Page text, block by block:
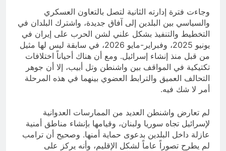
وجاءت فترة إدارته الثانية لتصل بالتعاون العسكري
والسياسي بين البلدين إلى آفاق جديدة، واشترك البلدان في
التخطيط والتنفيذ بشكل علني لشن الحرب على إيران في
يونيو 2025، وفبراير-مايو 2026، في سابقة ليس لها مثيل
من قبل منذ إنشاء إسرائيل. ومع أن هناك أحياناً اختلافات
تكتيكية في المواقف بين واشنطن وتل أبيب، إلا أن جوهر
التحالف العميق والترابط العضوي بينهما في هذه المرحلة
أمر لا شك فيه.
لم تعارض واشنطن العديد من الممارسات العدوانية
لإسرائيل تجاه سوريا ولبنان، وقيامها بإنشاء مناطق أمنية
عازلة داخل البلدين بدعوى حماية أمنها. وصحيح أن ترامب
لم يطرح تصوراً عاماً لشكل الإقليم، وأنه يركز على